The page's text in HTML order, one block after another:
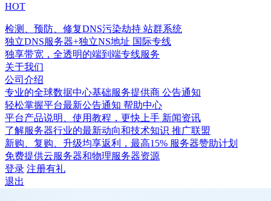
HOT
检测、预防、修复DNS污染劫持 站群系统
独立DNS服务器+独立NS地址 国际专线
独享带宽，全透明的端到端专线服务
关于我们
公司介绍
专业的全球数据中心基础服务提供商 公告通知
轻松掌握平台最新公告通知 帮助中心
平台产品说明、使用教程，更快上手 新闻资讯
了解服务器行业的最新动向和技术知识 推广联盟
新购、复购、升级均享返利，最高15% 服务器赞助计划
免费提供云服务器和物理服务器资源
登录 注册有礼
退出